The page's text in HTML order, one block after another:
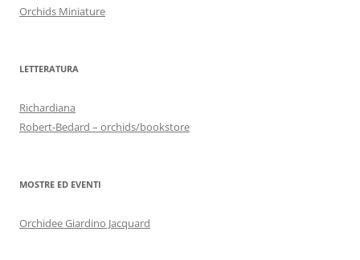
Orchids Miniature
LETTERATURA
Richardiana
Robert-Bedard – orchids/bookstore
MOSTRE ED EVENTI
Orchidee Giardino Jacquard